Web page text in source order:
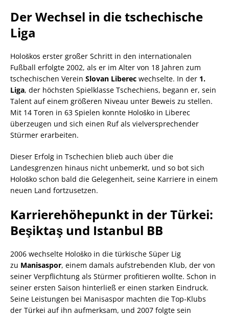
Der Wechsel in die tschechische
Liga
Hološkos erster großer Schritt in den internationalen
Fußball erfolgte 2002, als er im Alter von 18 Jahren zum
tschechischen Verein Slovan Liberec wechselte. In der 1.
Liga, der höchsten Spielklasse Tschechiens, begann er, sein
Talent auf einem größeren Niveau unter Beweis zu stellen.
Mit 14 Toren in 63 Spielen konnte Hološko in Liberec
überzeugen und sich einen Ruf als vielversprechender
Stürmer erarbeiten.
Dieser Erfolg in Tschechien blieb auch über die
Landesgrenzen hinaus nicht unbemerkt, und so bot sich
Hološko schon bald die Gelegenheit, seine Karriere in einem
neuen Land fortzusetzen.
Karrierehöhepunkt in der Türkei:
Beşiktaş und Istanbul BB
2006 wechselte Hološko in die türkische Süper Lig
zu Manisaspor, einem damals aufstrebenden Klub, der von
seiner Verpflichtung als Stürmer profitieren wollte. Schon in
seiner ersten Saison hinterließ er einen starken Eindruck.
Seine Leistungen bei Manisaspor machten die Top-Klubs
der Türkei auf ihn aufmerksam, und 2007 folgte sein